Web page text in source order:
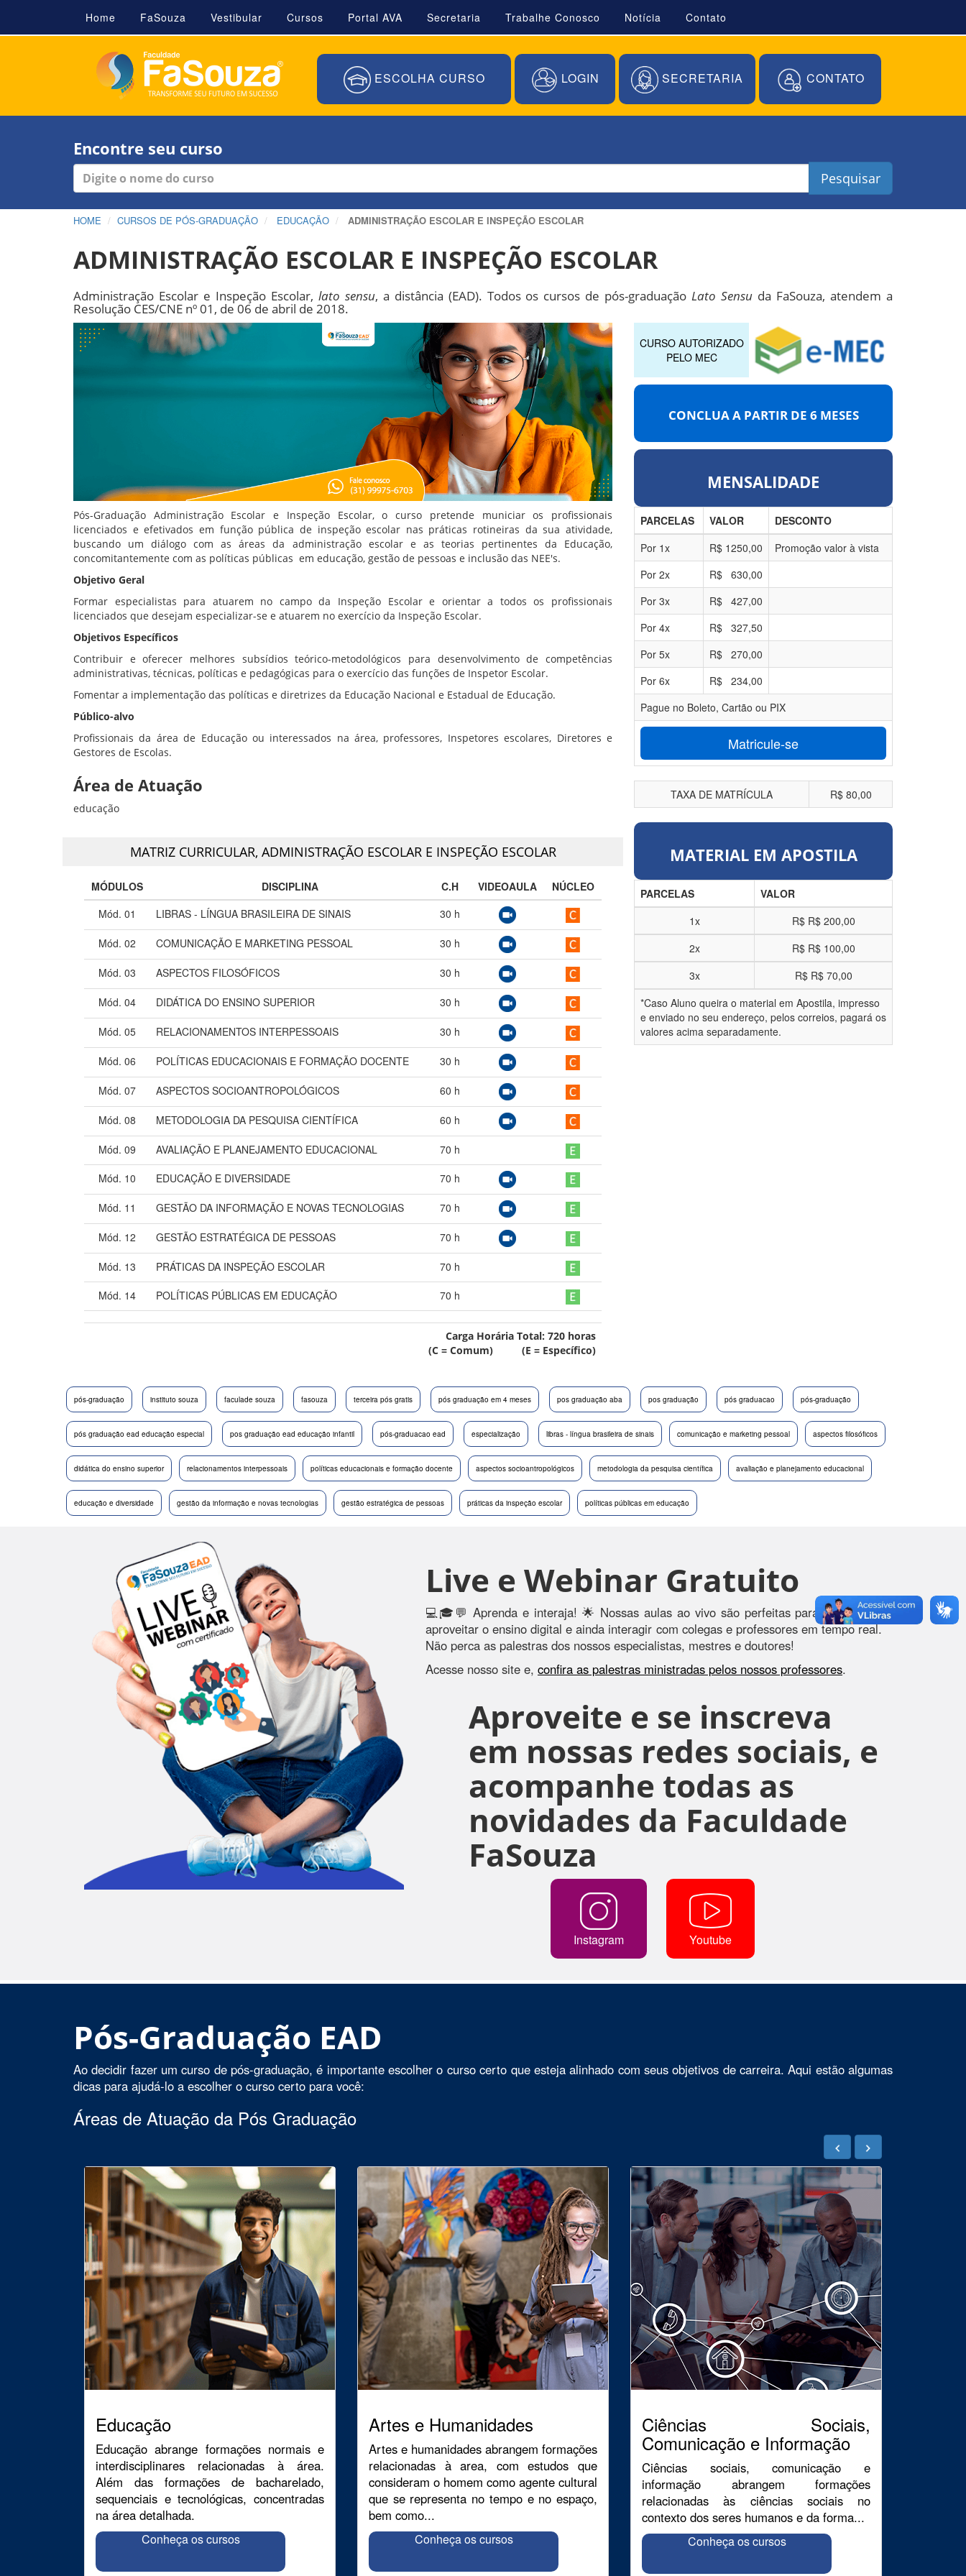
Home FaSouza Vestibular Cursos Portal AVA Secretaria Trabalhe Conosco Notícia Contato
ESCOLHA CURSO LOGIN SECRETARIA CONTATO
Encontre seu curso
Pesquisar
HOME CURSOS DE PÓS-GRADUAÇÃO EDUCAÇÃO ADMINISTRAÇÃO ESCOLAR E INSPEÇÃO ESCOLAR
ADMINISTRAÇÃO ESCOLAR E INSPEÇÃO ESCOLAR
Administração Escolar e Inspeção Escolar, lato sensu, a distância (EAD). Todos os cursos de pós-graduaçãoLato Sensu da FaSouza, atendem a
Resolução CES/CNE nº 01, de 06 de abril de 2018.
Pós-Graduação Administração Escolar e Inspeção Escolar, o curso pretende municiar os profissionais
licenciados e efetivados em função pública de inspeção escolar nas práticas rotineiras da sua atividade,
buscando um diálogo com as áreas da administração escolar e as teorias pertinentes da Educação,
concomitantemente com as políticas públicas em educação, gestão de pessoas e inclusão das NEE's.
Objetivo Geral
Formar especialistas para atuarem no campo da Inspeção Escolar e orientar a todos os profissionais
licenciados que desejam especializar-se e atuarem no exercício da Inspeção Escolar.
Objetivos Específicos
Contribuir e oferecer melhores subsídios teórico-metodológicos para desenvolvimento de competências
administrativas, técnicas, políticas e pedagógicas para o exercício das funções de Inspetor Escolar.
Fomentar a implementação das políticas e diretrizes da Educação Nacional e Estadual de Educação.
Público-alvo
Profissionais da área de Educação ou interessados na área, professores, Inspetores escolares, Diretores e
Gestores de Escolas.
Área de Atuação
educação
MATRIZ CURRICULAR, ADMINISTRAÇÃO ESCOLAR E INSPEÇÃO ESCOLAR
MÓDULOS DISCIPLINA C.H VIDEOAULA
NÚCLEO
Mód. 01
LIBRAS - LÍNGUA BRASILEIRA DE SINAIS 30 h
Mód. 02 COMUNICAÇÃO E MARKETING PESSOAL 30 h
Mód. 03 ASPECTOS FILOSÓFICOS 30 h
Mód. 04 DIDÁTICA DO ENSINO SUPERIOR 30 h
Mód. 05 RELACIONAMENTOS INTERPESSOAIS 30 h
Mód. 06 POLÍTICAS EDUCACIONAIS E FORMAÇÃO DOCENTE 30 h
Mód. 07 ASPECTOS SOCIOANTROPOLÓGICOS 60 h
Mód. 08 METODOLOGIA DA PESQUISA CIENTÍFICA 60 h
Mód. 09 AVALIAÇÃO E PLANEJAMENTO EDUCACIONAL 70 h
Mód. 10
EDUCAÇÃO E DIVERSIDADE 70 h
Mód. 11 GESTÃO DA INFORMAÇÃO E NOVAS TECNOLOGIAS 70 h
Mód. 12 GESTÃO ESTRATÉGICA DE PESSOAS 70 h
Mód. 13 PRÁTICAS DA INSPEÇÃO ESCOLAR 70 h
Mód. 14
POLÍTICAS PÚBLICAS EM EDUCAÇÃO 70 h
Carga Horária Total: 720 horas
(C = Comum) (E = Específico)
CURSO AUTORIZADO
PELO MEC
CONCLUA A PARTIR DE 6 MESES
MENSALIDADE
PARCELAS VALOR
DESCONTO
Por 1x R$ 1250,00
Promoção valor à vista
Por 2x R$ 630,00
Por 3x R$ 427,00
Por 4x R$ 327,50
Por 5x R$ 270,00
Por 6x R$ 234,00
Pague no Boleto, Cartão ou PIX
Matricule-se
TAXA DE MATRÍCULA R$ 80,00
MATERIAL EM APOSTILA
PARCELAS
VALOR
1x
R$ R$ 200,00
2x
R$ R$ 100,00
3x
R$ R$ 70,00
*Caso Aluno queira o material em Apostila, impresso
e enviado no seu endereço, pelos correios, pagará os
valores acima separadamente.
pós-graduação instituto souza faculade souza fasouza terceira pós gratis pós graduação em 4 meses pos graduação aba pos graduação pós graduacao pós-graduação
pós graduação ead educação especial pos graduação ead educação infantil pós-graduacao ead especialização libras - língua brasileira de sinais comunicação e marketing pessoal aspectos filosóficos
didática do ensino superior relacionamentos interpessoais políticas educacionais e formação docente aspectos socioantropológicos metodologia da pesquisa científica avaliação e planejamento educacional
educação e diversidade gestão da informação e novas tecnologias gestão estratégica de pessoas práticas da inspeção escolar políticas públicas em educação
Live e Webinar Gratuito
💻🎓💬 Aprenda e interaja! 🌟 Nossas aulas ao vivo são perfeitas para quem quer
aproveitar o ensino digital e ainda interagir com colegas e professores em tempo real.
Não perca as palestras dos nossos especialistas, mestres e doutores!
Acesse nosso site e, confira as palestras ministradas pelos nossos professores.
Aproveite e se inscreva
em nossas redes sociais, e
acompanhe todas as
novidades da Faculdade
FaSouza
Instagram Youtube
Pós-Graduação EAD
Ao decidir fazer um curso de pós-graduação, é importante escolher o curso certo que esteja alinhado com seus objetivos de carreira. Aqui estão algumas
dicas para ajudá-lo a escolher o curso certo para você:
Áreas de Atuação da Pós Graduação
Educação
Educação abrange formações normais e
interdisciplinares relacionadas à área.
Além das formações de bacharelado,
sequenciais e tecnológicas, concentradas
na área detalhada.
Conheça os cursos
Artes e Humanidades
Artes e humanidades abrangem formações
relacionadas à area, com estudos que
consideram o homem como agente cultural
que se representa no tempo e no espaço,
bem como...
Conheça os cursos
Ciências Sociais,
Comunicação e Informação
Ciências sociais, comunicação e
informação abrangem formações
relacionadas às ciências sociais no
contexto dos seres humanos e da forma...
Conheça os cursos